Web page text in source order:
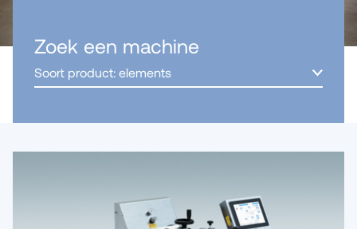
Zoek een machine
Soort product: elements